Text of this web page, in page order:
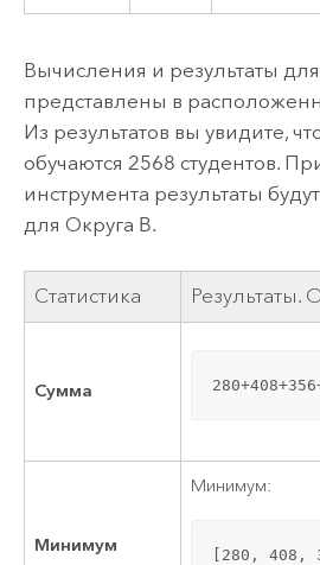
Вычисления и результаты
представлены в
Из результатов вы увидите,
обучаются 2568 студентов.
инструмента результаты
для Округа B.
Статистика Результаты.
Сумма
Минимум
Минимум:
[280, 408,